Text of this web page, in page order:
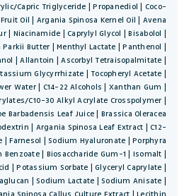
Capric Triglyceride | Propanediol | Coco-
Oil | Argania Spinosa Kernel Oil | Avena
| Niacinamide | Caprylyl Glycol | Bisabolol |
Butter | Menthyl Lactate | Panthenol |
| Allantoin | Ascorbyl Tetraisopalmitate |
Glycyrrhizate | Tocopheryl Acetate |
Water | C14-22 Alcohols | Xanthan Gum |
C10-30 Alkyl Acrylate Crosspolymer |
Barbadensis Leaf Juice | Brassica Oleracea
| Argania Spinosa Leaf Extract | C12-
| Farnesol | Sodium Hyaluronate | Porphyra
| Biosaccharide Gum-1 | Isomalt |
| Potassium Sorbate | Glyceryl Caprylate |
| Sodium Lactate | Sodium Anisate |